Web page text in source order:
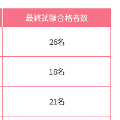
最終試験合格者数
26名
18名
21名